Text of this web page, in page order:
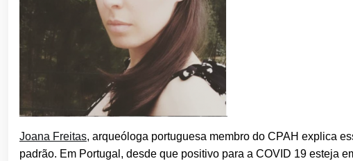
Joana Freitas, arqueóloga portuguesa membro do CPAH explica
padrão. Em Portugal, desde que positivo para a COVID 19 esteja